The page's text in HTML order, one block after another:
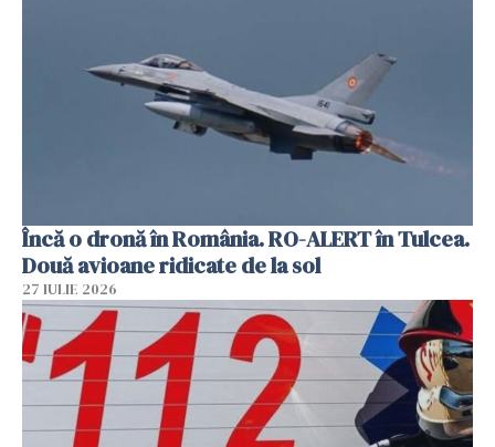
Încă o dronă în România. RO-ALERT în Tulcea.
Două avioane ridicate de la sol
27 IULIE 2026